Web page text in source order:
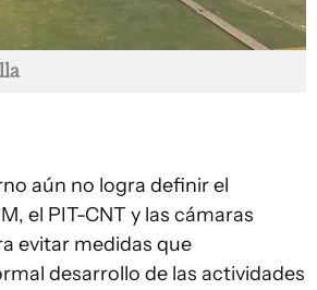
aún no logra definir el
el PIT-CNT y las cámaras
evitar medidas que
desarrollo de las actividades